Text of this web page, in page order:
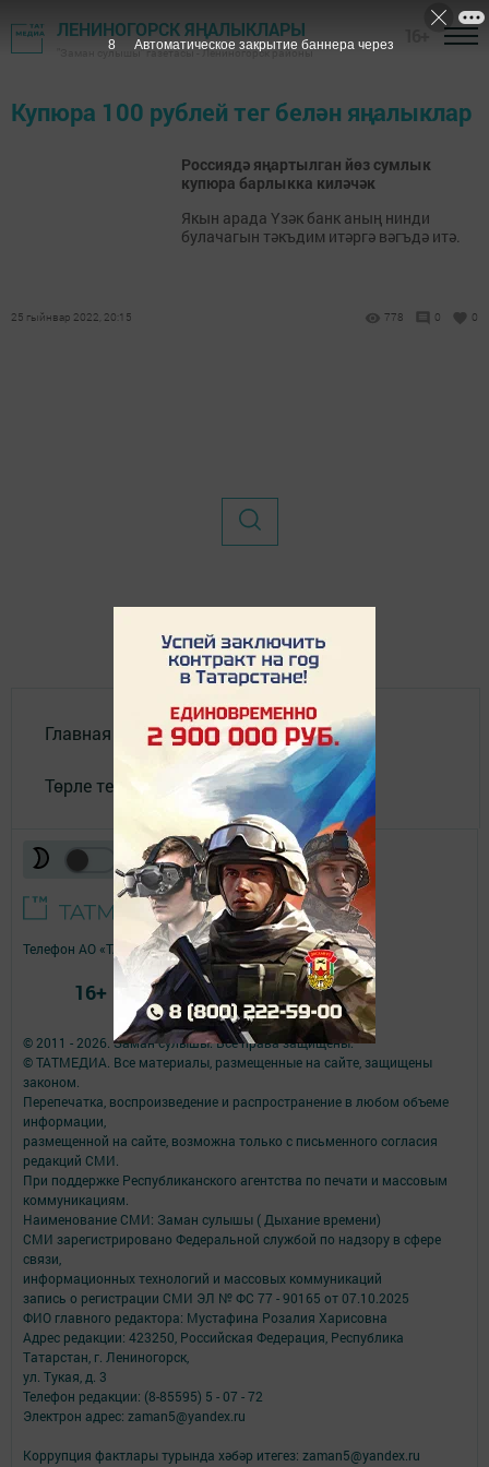
ЛЕНИНОГОРСК ЯҢАЛЫКЛАРЫ
"Заман сулышы" газетасы - Лениногорск районы
Купюра 100 рублей тег белән яңалыклар
Россиядә яңартылган йөз сумлык
купюра барлыкка киләчәк
Якын арада Үзәк банк аның нинди
булачагын тәкъдим итәргә вәгъдә итә.
25 гыйнвар 2022, 20:15 778 0 0
Главная
Төрле темалар
© 2011 - 2026. Заман сулышы. Все права защищены.
© ТАТМЕДИА. Все материалы, размещенные на сайте, защищены
законом.
Перепечатка, воспроизведение и распространение в любом объеме
информации,
размещенной на сайте, возможна только с письменного согласия
редакций СМИ.
При поддержке Республиканского агентства по печати и массовым
коммуникациям.
Наименование СМИ: Заман сулышы ( Дыхание времени)
СМИ зарегистрировано Федеральной службой по надзору в сфере
связи,
информационных технологий и массовых коммуникаций
запись о регистрации СМИ ЭЛ № ФС 77 - 90165 от 07.10.2025
ФИО главного редактора: Мустафина Розалия Харисовна
Адрес редакции: 423250, Российская Федерация, Республика
Татарстан, г. Лениногорск,
ул. Тукая, д. 3
Телефон редакции: (8-85595) 5 - 07 - 72
Электрон адрес: zaman5@yandex.ru
Коррупция фактлары турында хәбәр итегез: zaman5@yandex.ru
Телефон АО «ТАТМЕДИА»:(843) 222 09 84
16+
8 Автоматическое закрытие баннера через